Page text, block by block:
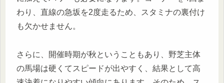
わり、直線の急坂を2度走るため、スタミナの裏付け
も欠かせません。
さらに、開催時期が秋ということもあり、野芝主体
の馬場は硬くてスピードが出やすく、結果として高